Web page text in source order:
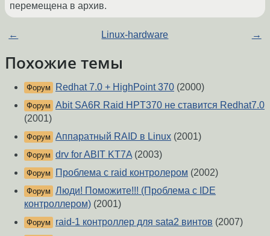
перемещена в архив.
← Linux-hardware →
Похожие темы
Форум Redhat 7.0 + HighPoint 370 (2000)
Форум Abit SA6R Raid HPT370 не ставится Redhat7.0
(2001)
Форум Аппаратный RAID в Linux (2001)
Форум drv for ABIT KT7A (2003)
Форум Проблема с raid контролером (2002)
Форум Люди! Поможите!!! (Проблема с IDE
контроллером) (2001)
Форум raid-1 контроллер для sata2 винтов (2007)